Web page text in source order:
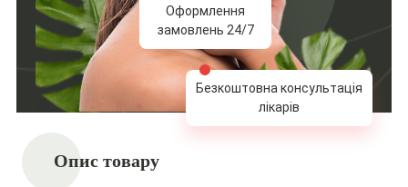
Оформлення
замовлень 24/7
Безкоштовна консультація
лікарів
Опис товару